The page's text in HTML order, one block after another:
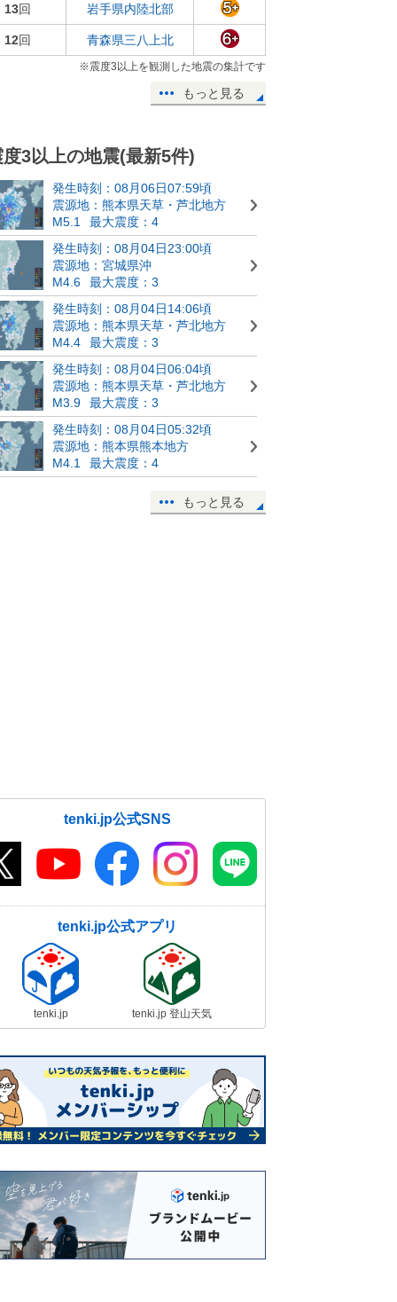
13回 岩手県内陸北部
12回 青森県三八上北
※震度3以上を観測した地震の集計です
もっと見る
度3以上の地震(最新5件)
発生時刻：08月06日07:59頃
震源地：熊本県天草・芦北地方
M5.1
最大震度：4
発生時刻：08月04日23:00頃
震源地：宮城県沖
M4.6
最大震度：3
発生時刻：08月04日14:06頃
震源地：熊本県天草・芦北地方
M4.4
最大震度：3
発生時刻：08月04日06:04頃
震源地：熊本県天草・芦北地方
M3.9
最大震度：3
発生時刻：08月04日05:32頃
震源地：熊本県熊本地方
M4.1
最大震度：4
もっと見る
tenki.jp公式SNS
tenki.jp公式アプリ
tenki.jp tenki.jp 登山天気